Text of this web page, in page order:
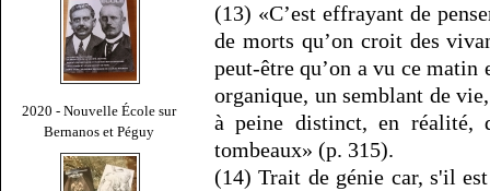
2020 - Nouvelle École sur
Bernanos et Péguy
(13) «C’est effrayant de
de morts qu’on croit des
peut-être qu’on a vu ce matin
organique, un semblant de
à peine distinct, en réalité,
tombeaux» (p. 315).
(14) Trait de génie car, s'il